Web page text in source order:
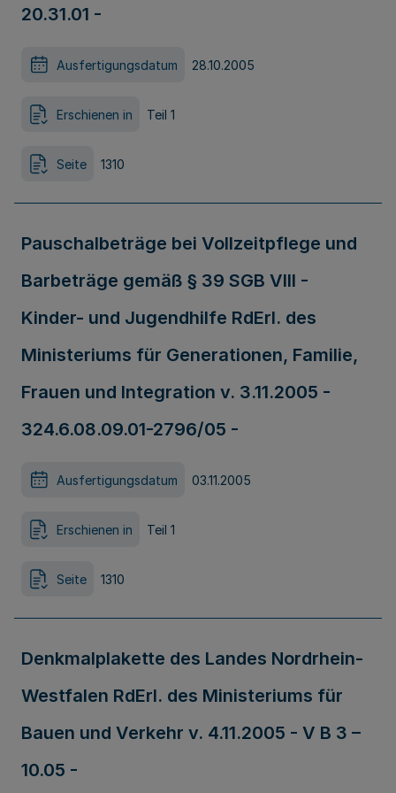
20.31.01 -
Ausfertigungsdatum 28.10.2005
Erschienen in Teil 1
Seite 1310
Pauschalbeträge bei Vollzeitpflege und
Barbeträge gemäß § 39 SGB VIII -
Kinder- und Jugendhilfe RdErl. des
Ministeriums für Generationen, Familie,
Frauen und Integration v. 3.11.2005 -
324.6.08.09.01-2796/05 -
Ausfertigungsdatum 03.11.2005
Erschienen in Teil 1
Seite 1310
Denkmalplakette des Landes Nordrhein-
Westfalen RdErl. des Ministeriums für
Bauen und Verkehr v. 4.11.2005 - V B 3 –
10.05 -